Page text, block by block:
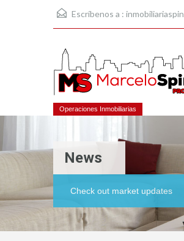
Escríbenos a :
Operaciones Inmobiliarias
News
Check out market updates